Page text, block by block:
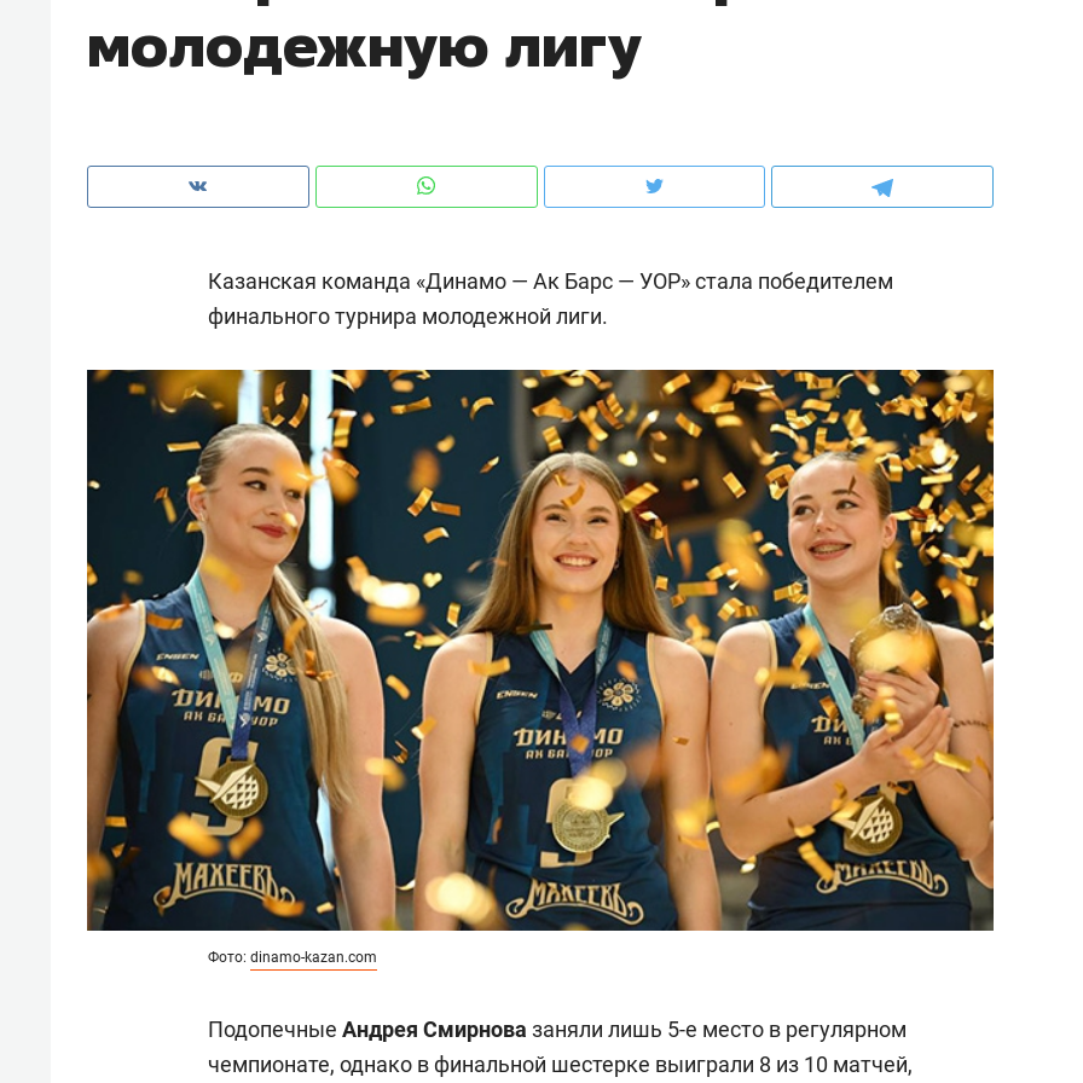
молодежную лигу
Казанская команда «Динамо — Ак Барс — УОР» стала победителем
финального турнира молодежной лиги.
Фото: dinamo-kazan.com
Подопечные Андрея Смирнова заняли лишь 5-е место в регулярном
чемпионате, однако в финальной шестерке выиграли 8 из 10 матчей,
чем интересен Оман?
клиентах и чудных запросах мастеров
Рекомендуем
Оставить шум за волной: как
строят тишину в казанском
ЖК «Заря»
Рекомендуем
Психотерапевт «Фороса»:
«Директорский невроз» –
когда человек не считает
свою сверхнагрузку
стрессом»
Рекомендуем
Дизайнер-прораб
Наседкина: «Ремонт
с мебелью за 2
для меня это